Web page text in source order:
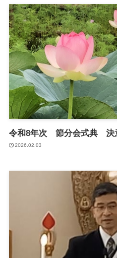
令和8年次 節分会式典 決
2026.02.03